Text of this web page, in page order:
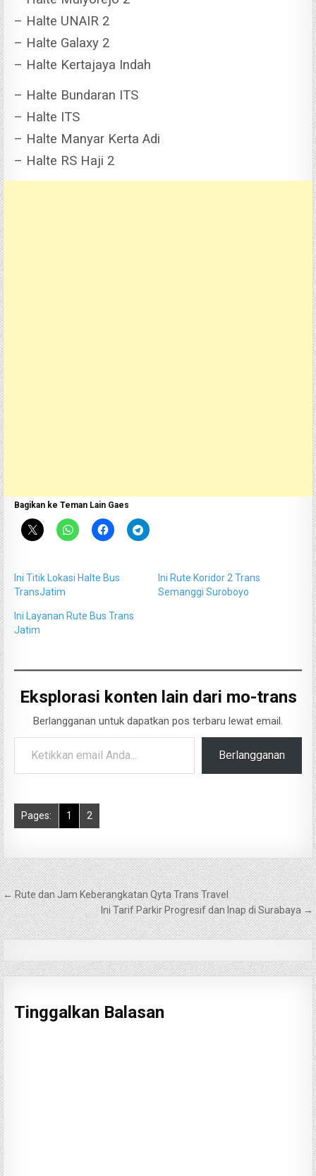
– Halte UNAIR 2
– Halte Galaxy 2
– Halte Kertajaya Indah
– Halte Bundaran ITS
– Halte ITS
– Halte Manyar Kerta Adi
– Halte RS Haji 2
Bagikan ke Teman Lain Gaes
Ini Titik Lokasi Halte Bus
TransJatim
Ini Rute Koridor 2 Trans
Semanggi Suroboyo
Ini Layanan Rute Bus Trans
Jatim
Eksplorasi konten lain dari mo-trans
Berlangganan untuk dapatkan pos terbaru lewat email.
Ketikkan email Anda...
Berlangganan
Pages: 1 2
Navigasi
pos
← Rute dan Jam Keberangkatan Qyta Trans Travel
Ini Tarif Parkir Progresif dan Inap di Surabaya →
Tinggalkan Balasan